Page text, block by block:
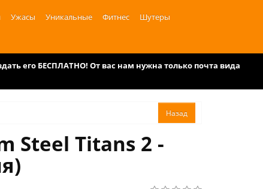
Ужасы Уникальные Фитнес Шутеры
его БЕСПЛАТНО! От вас нам нужна только почта вида
Steel Titans 2 -